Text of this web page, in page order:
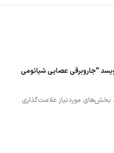
“جاروبرقی عصایی شیائومی
بخش‌های موردنیاز علامت‌گذاری